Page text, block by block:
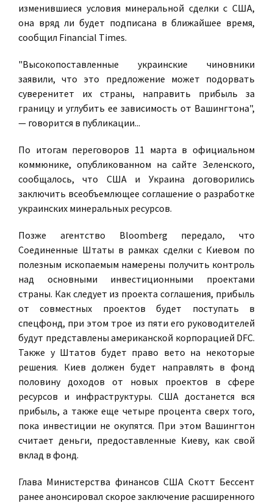
изменившиеся условия минеральной сделки с США,
она вряд ли будет подписана в ближайшее время,
сообщил Financial Times.
"Высокопоставленные украинские чиновники
заявили, что это предложение может подорвать
суверенитет их страны, направить прибыль за
границу и углубить ее зависимость от Вашингтона",
— говорится в публикации...
По итогам переговоров 11 марта в официальном
коммюнике, опубликованном на сайте Зеленского,
сообщалось, что США и Украина договорились
заключить всеобъемлющее соглашение о разработке
украинских минеральных ресурсов.
Позже агентство Bloomberg передало, что
Соединенные Штаты в рамках сделки с Киевом по
полезным ископаемым намерены получить контроль
над основными инвестиционными проектами
страны. Как следует из проекта соглашения, прибыль
от совместных проектов будет поступать в
спецфонд, при этом трое из пяти его руководителей
будут представлены американской корпорацией DFC.
Также у Штатов будет право вето на некоторые
решения. Киев должен будет направлять в фонд
половину доходов от новых проектов в сфере
ресурсов и инфраструктуры. США достанется вся
прибыль, а также еще четыре процента сверх того,
пока инвестиции не окупятся. При этом Вашингтон
считает деньги, предоставленные Киеву, как свой
вклад в фонд.
Глава Министерства финансов США Скотт Бессент
ранее анонсировал скорое заключение расширенного